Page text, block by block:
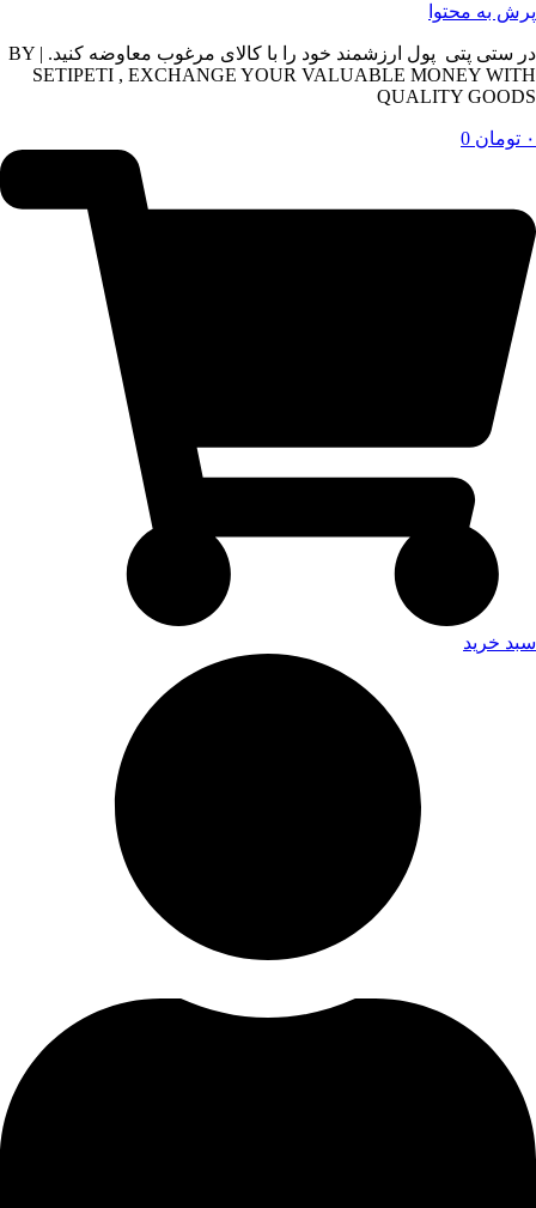
پرش به محتوا
در ستی پتی پول ارزشمند خود را با کالای مرغوب معاوضه کنید. | BY
SETIPETI , EXCHANGE YOUR VALUABLE MONEY WITH
QUALITY GOODS
۰ تومان 0
سبد خرید